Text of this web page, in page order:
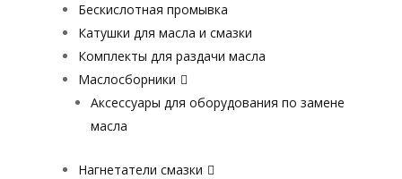
Бескислотная промывка
Катушки для масла и смазки
Комплекты для раздачи масла
Маслосборники
Аксессуары для оборудования по замене
масла
Нагнетатели смазки